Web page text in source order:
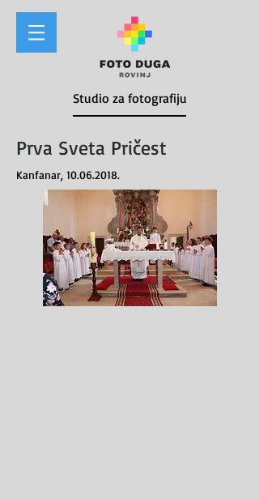
Studio za fotografiju
Prva Sveta Pričest
Kanfanar, 10.06.2018.